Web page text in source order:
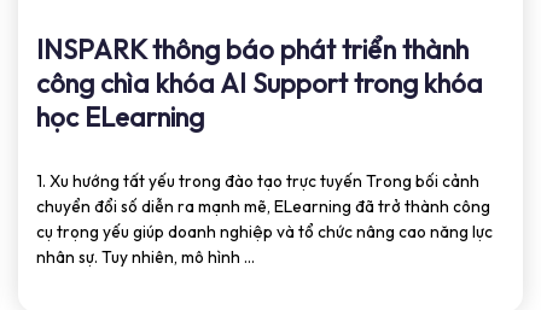
INSPARK thông báo phát triển thành
công chìa khóa AI Support trong khóa
học ELearning
1. Xu hướng tất yếu trong đào tạo trực tuyến Trong bối cảnh
chuyển đổi số diễn ra mạnh mẽ, ELearning đã trở thành công
cụ trọng yếu giúp doanh nghiệp và tổ chức nâng cao năng lực
nhân sự. Tuy nhiên, mô hình ...